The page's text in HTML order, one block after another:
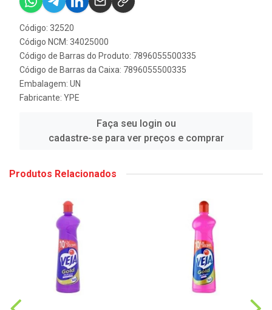
Código: 32520
Código NCM: 34025000
Código de Barras do Produto: 7896055500335
Código de Barras da Caixa: 7896055500335
Embalagem: UN
Fabricante: YPE
Faça seu login ou
cadastre-se para ver preços e comprar
Produtos Relacionados